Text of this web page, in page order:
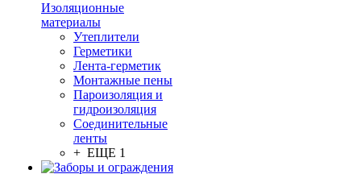
Изоляционные
материалы
Утеплители
Герметики
Лента-герметик
Монтажные пены
Пароизоляция и
гидроизоляция
Соединительные
ленты
+ ЕЩЕ 1